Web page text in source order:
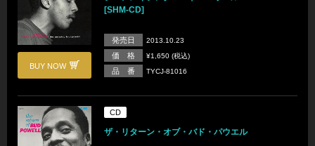
BUY NOW
[SHM-CD]
発売日 2013.10.23
価 格 ¥1,650 (税込)
品 番 TYCJ-81016
CD
ザ・リターン・オブ・バド・パウエル